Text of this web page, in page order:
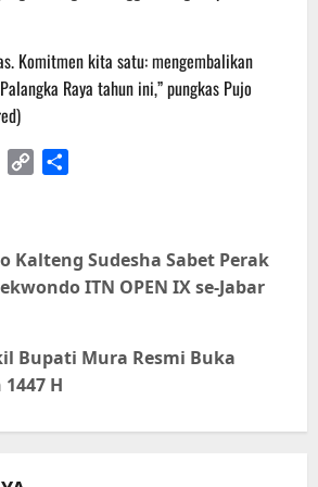
Komitmen kita satu: mengembalikan
Raya tahun ini,” pungkas Pujo
Kalteng Sudesha Sabet Perak
ITN OPEN IX se-Jabar
Bupati Mura Resmi Buka
H